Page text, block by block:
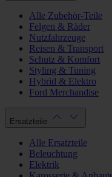
Alle Zubehör-Teile
Felgen & Räder
Nutzfahrzeuge
Reisen & Transport
Schutz & Komfort
Styling & Tuning
Hybrid & Elektro
Ford Merchandise
Ersatzteile
Alle Ersatzteile
Beleuchtung
Elektrik